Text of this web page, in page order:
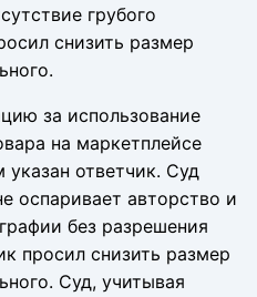
грубого
снизить размер
за использование
на маркетплейсе
ответчик. Суд
оспаривает авторство и
без разрешения
просил снизить размер
Суд, учитывая